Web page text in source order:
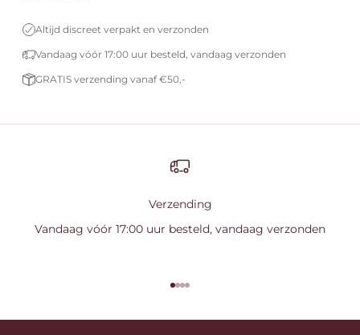
Altijd discreet verpakt en verzonden
Vandaag vóór 17:00 uur besteld, vandaag verzonden
GRATIS verzending vanaf €50,-
Verzending
Vandaag vóór 17:00 uur besteld, vandaag verzonden
Naar artikel 1
Naar artikel 2
Naar artikel 3
Naar artikel 4